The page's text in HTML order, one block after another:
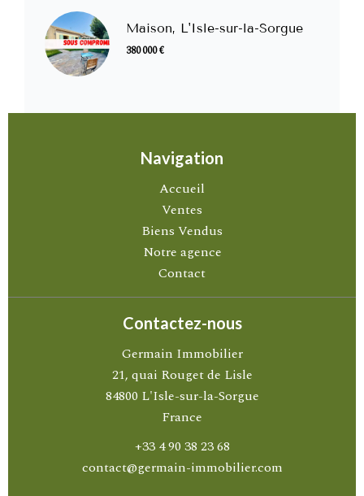
Maison, L'Isle-sur-la-Sorgue
380 000 €
Navigation
Accueil
Ventes
Biens Vendus
Notre agence
Contact
Contactez-nous
Germain Immobilier
21, quai Rouget de Lisle
84800 L'Isle-sur-la-Sorgue
France
+33 4 90 38 23 68
contact@germain-immobilier.com